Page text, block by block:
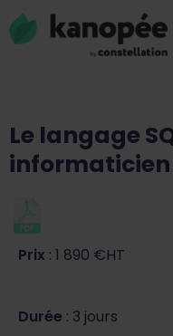
Le langage
informaticien
Prix : 1 890 €HT
Durée : 3 jours